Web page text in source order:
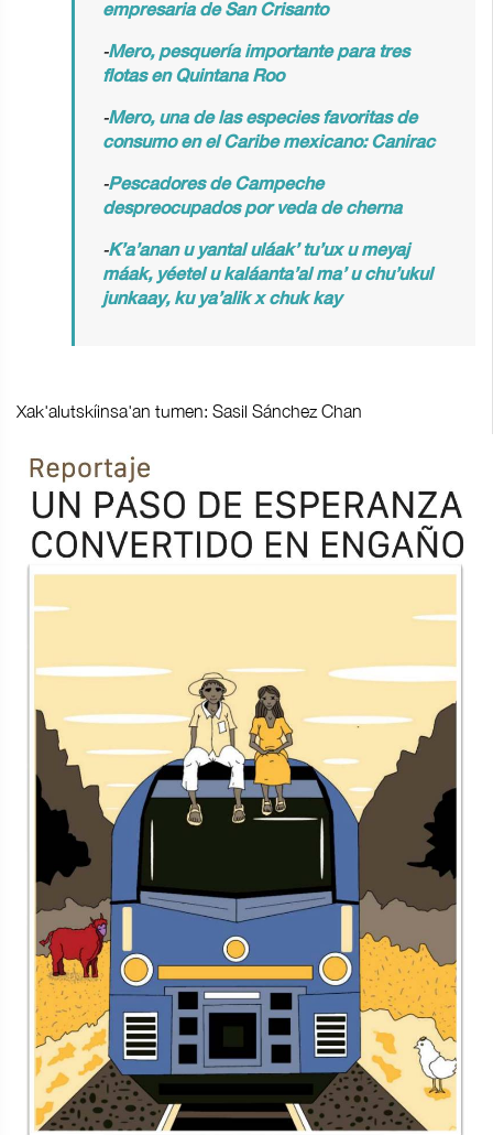
empresaria de San Crisanto
-Mero, pesquería importante para tres
flotas en Quintana Roo
-Mero, una de las especies favoritas de
consumo en el Caribe mexicano: Canirac
-Pescadores de Campeche
despreocupados por veda de cherna
-K’a’anan u yantal uláak’ tu’ux u meyaj
máak, yéetel u kaláanta’al ma’ u chu’ukul
junkaay, ku ya’alik x chuk kay
Xak'alutskíinsa'an tumen: Sasil Sánchez Chan